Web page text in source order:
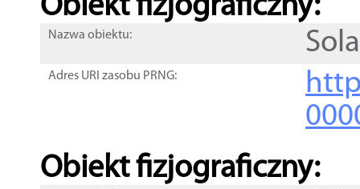
Obiekt fizjograficzny:
Nazwa obiektu:
Adres URI zasobu PRNG:
Obiekt fizjograficzny: